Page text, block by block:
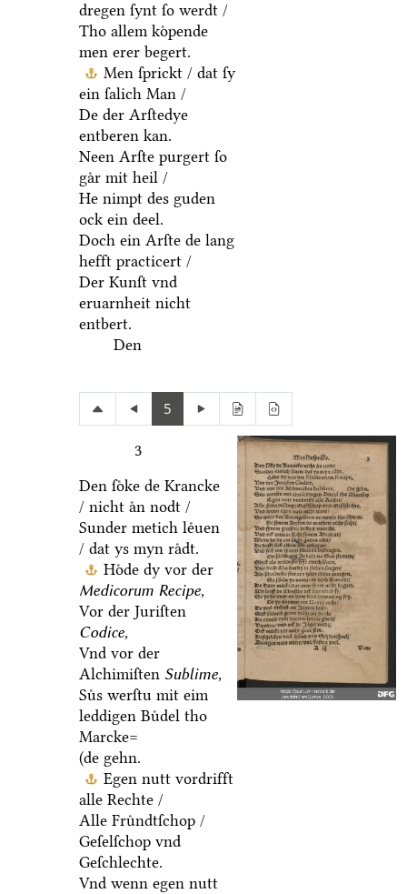
dregen ſynt ſo werdt /
Tho allem koͤpende
men erer begert.
Men ſprickt / dat ſy
ein ſalich Man /
De der Arſtedye
entberen kan.
Neen Arſte purgert ſo
gaͤr mit heil /
He nimpt des guden
ock ein deel.
Doch ein Arſte de lang
hefft practicert /
Der Kunſt vnd
eruarnheit nicht
entbert.
Den
5
3
Den ſoͤke de Krancke
/ nicht aͤn nodt /
Sunder metich leͤuen
/ dat ys myn raͤdt.
Hoͤde dy vor der
Medicorum Recipe,
Vor der Juriſten
Codice,
Vnd vor der
Alchimiſten Sublime,
Suͤs werſtu mit eim
leddigen Buͤdel tho
Marcke=
(de gehn.
Egen nutt vordrifft
alle Rechte /
Alle Fruͤndtſchop /
Geſelſchop vnd
Geſchlechte.
Vnd wenn egen nutt